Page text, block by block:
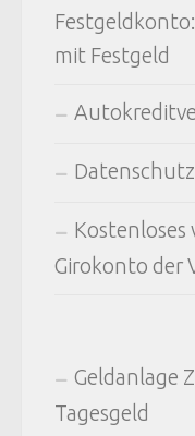
mit Festgeld
Kostenloses
Girokonto der
Geldanlage
Tagesgeld